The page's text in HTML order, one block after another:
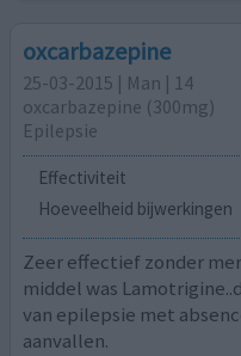
oxcarbazepine
25-03-2015 | Man | 14
oxcarbazepine (300mg)
Epilepsie
Effectiviteit
Hoeveelheid bijwerkingen
Zeer effectief zonder
middel was
van epilepsie met
aanvallen.